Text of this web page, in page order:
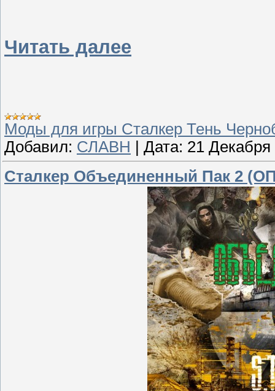
Читать далее
Моды для игры Сталкер Тень
Добавил: СЛАВН Дата: 21 Декабря
Сталкер Объединенный Пак 2